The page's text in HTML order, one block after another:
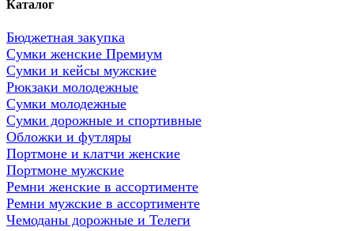
Каталог
Бюджетная закупка
Сумки женские Премиум
Сумки и кейсы мужские
Рюкзаки молодежные
Сумки молодежные
Сумки дорожные и спортивные
Обложки и футляры
Портмоне и клатчи женские
Портмоне мужские
Ремни женские в ассортименте
Ремни мужские в ассортименте
Чемоданы дорожные и Телеги